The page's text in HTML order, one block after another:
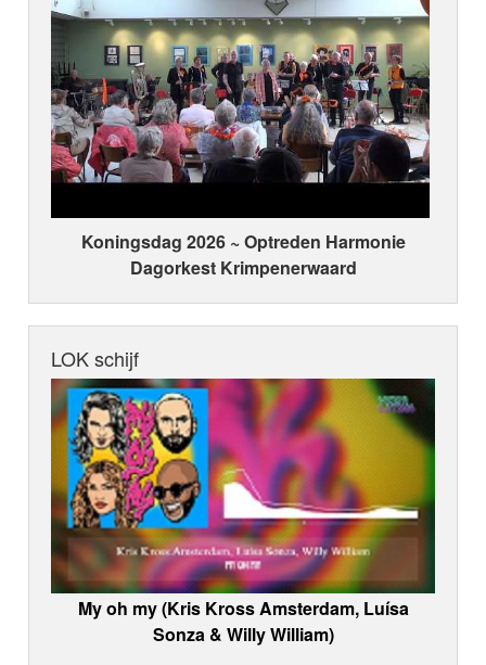
Koningsdag 2026 ~ Optreden Harmonie
Dagorkest Krimpenerwaard
LOK schijf
My oh my (Kris Kross Amsterdam, Luísa
Sonza & Willy William)